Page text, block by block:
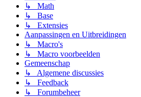
↳ Math
↳ Base
↳ Extensies
Aanpassingen en Uitbreidingen
↳ Macro's
↳ Macro voorbeelden
Gemeenschap
↳ Algemene discussies
↳ Feedback
↳ Forumbeheer